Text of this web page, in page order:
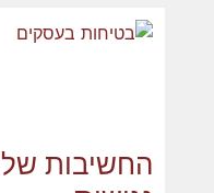
החשיבות של